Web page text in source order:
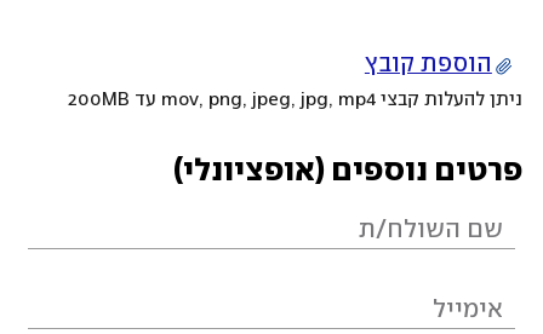
הוספת קובץ
ניתן להעלות קבצי mov, png, jpeg, jpg, mp4 עד 200MB
פרטים נוספים (אופציונלי)